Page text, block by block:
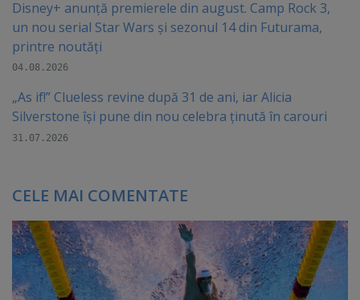
Disney+ anunță premierele din august. Camp Rock 3,
un nou serial Star Wars și sezonul 14 din Futurama,
printre noutăți
04.08.2026
„As if!” Clueless revine după 31 de ani, iar Alicia
Silverstone își pune din nou celebra ținută în carouri
31.07.2026
CELE MAI COMENTATE